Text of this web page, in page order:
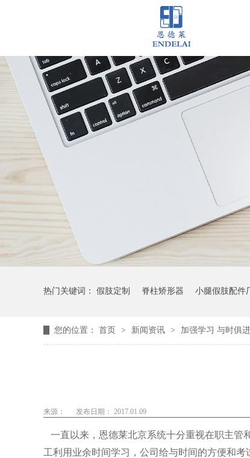
热门关键词： 假肢定制 脊柱矫形器 小腿假肢配件
您的位置： 首页 > 新闻资讯 > 加强学习 与时俱进
来源： 发布日期： 2017.01.09
一直以来，恩德莱北京系统十分重视在职主管
工利用业余时间学习，公司给与时间的方便和